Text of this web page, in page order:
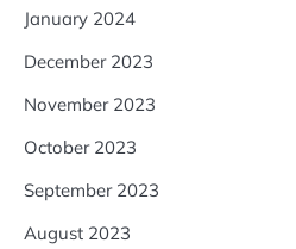
January 2024
December 2023
November 2023
October 2023
September 2023
August 2023